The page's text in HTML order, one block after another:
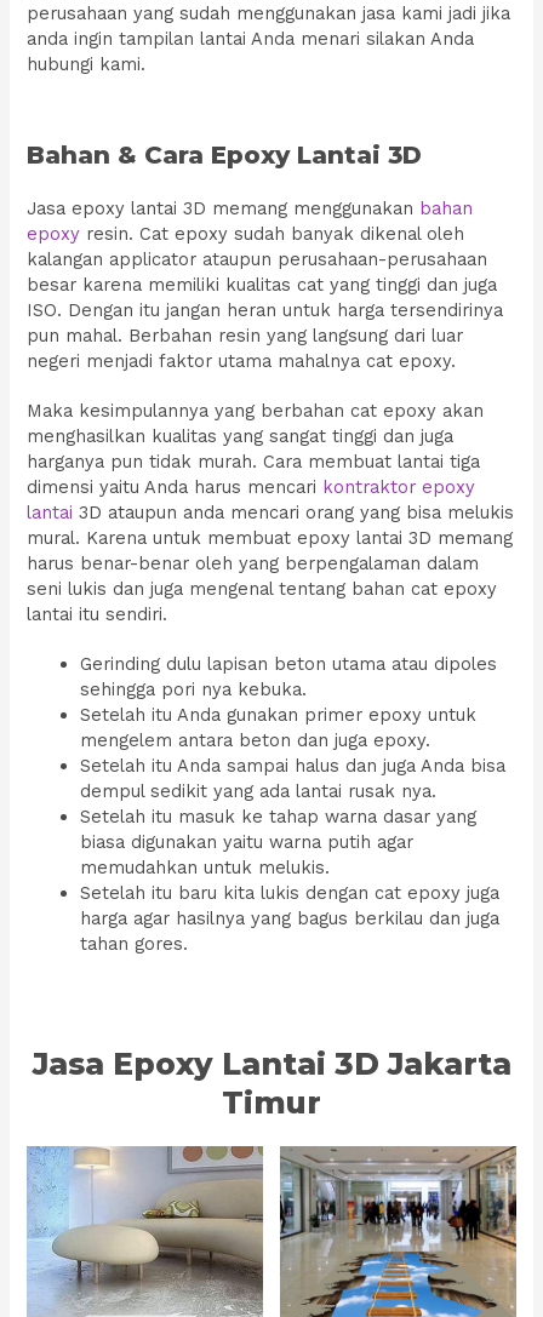
perusahaan yang sudah menggunakan jasa kami jadi jika
anda ingin tampilan lantai Anda menari silakan Anda
hubungi kami.
Bahan & Cara Epoxy Lantai 3D
Jasa epoxy lantai 3D memang menggunakan bahan
epoxy resin. Cat epoxy sudah banyak dikenal oleh
kalangan applicator ataupun perusahaan-perusahaan
besar karena memiliki kualitas cat yang tinggi dan juga
ISO. Dengan itu jangan heran untuk harga tersendirinya
pun mahal. Berbahan resin yang langsung dari luar
negeri menjadi faktor utama mahalnya cat epoxy.
Maka kesimpulannya yang berbahan cat epoxy akan
menghasilkan kualitas yang sangat tinggi dan juga
harganya pun tidak murah. Cara membuat lantai tiga
dimensi yaitu Anda harus mencari kontraktor epoxy
lantai 3D ataupun anda mencari orang yang bisa melukis
mural. Karena untuk membuat epoxy lantai 3D memang
harus benar-benar oleh yang berpengalaman dalam
seni lukis dan juga mengenal tentang bahan cat epoxy
lantai itu sendiri.
Gerinding dulu lapisan beton utama atau dipoles
sehingga pori nya kebuka.
Setelah itu Anda gunakan primer epoxy untuk
mengelem antara beton dan juga epoxy.
Setelah itu Anda sampai halus dan juga Anda bisa
dempul sedikit yang ada lantai rusak nya.
Setelah itu masuk ke tahap warna dasar yang
biasa digunakan yaitu warna putih agar
memudahkan untuk melukis.
Setelah itu baru kita lukis dengan cat epoxy juga
harga agar hasilnya yang bagus berkilau dan juga
tahan gores.
Jasa Epoxy Lantai 3D Jakarta
Timur